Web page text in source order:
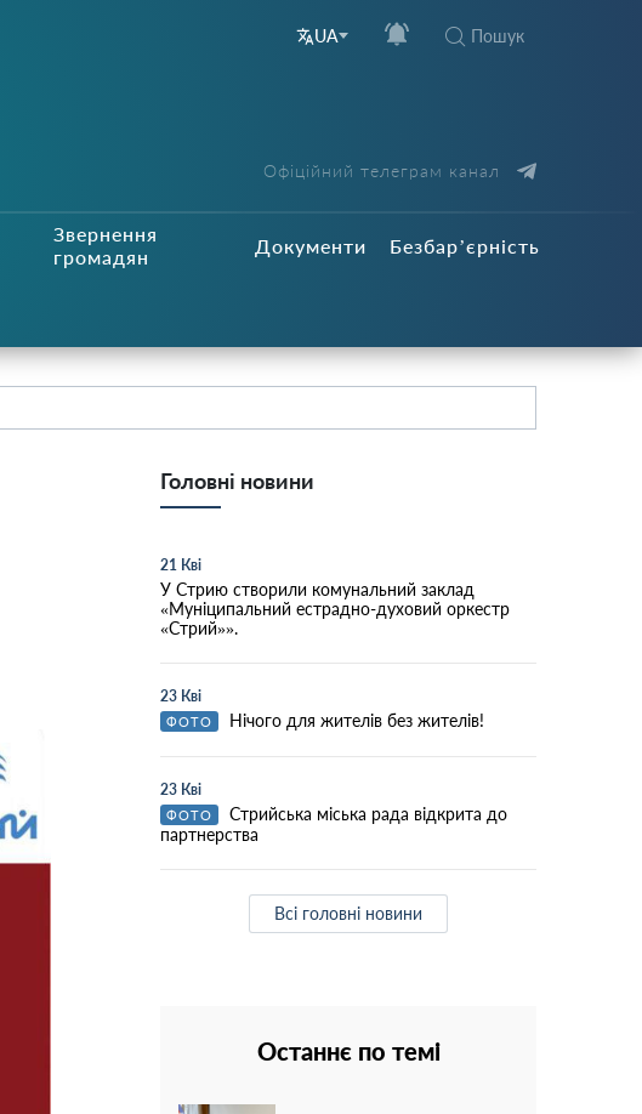
UA Пошук
Офіційний телеграм канал
Звернення
громадян
Документи Безбар’єрність
Головні новини
21 Кві
У Стрию створили комунальний заклад
«Муніципальний естрадно-духовий оркестр
«Стрий»».
23 Кві
ФОТО Нічого для жителів без жителів!
23 Кві
ФОТО
Стрийська міська рада відкрита до
партнерства
Всі головні новини
Останнє по темі